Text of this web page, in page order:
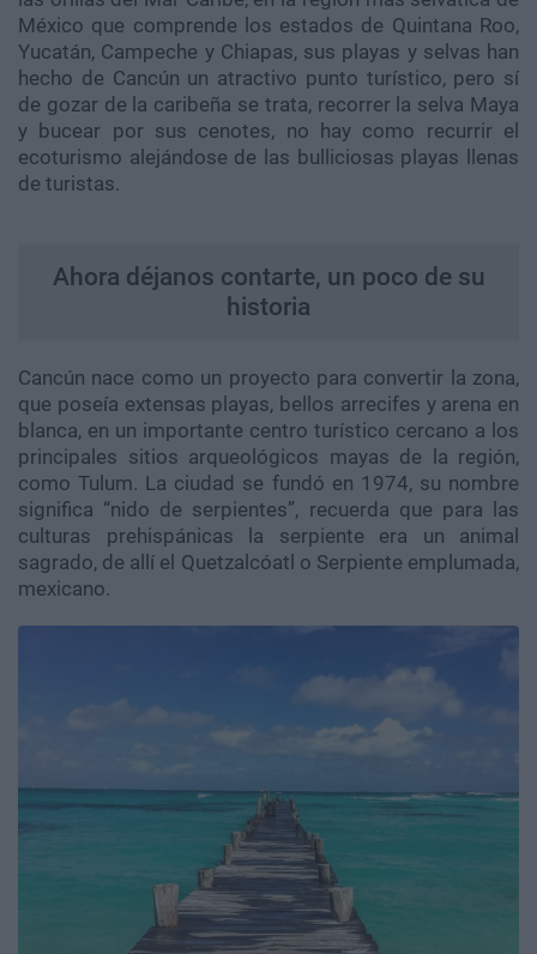
México que comprende los estados de Quintana Roo,
Yucatán, Campeche y Chiapas, sus playas y selvas han
hecho de Cancún un atractivo punto turístico, pero sí
de gozar de la caribeña se trata, recorrer la selva Maya
y bucear por sus cenotes, no hay como recurrir el
ecoturismo alejándose de las bulliciosas playas llenas
de turistas.
Ahora déjanos contarte, un poco de su
historia
Cancún nace como un proyecto para convertir la zona,
que poseía extensas playas, bellos arrecifes y arena en
blanca, en un importante centro turístico cercano a los
principales sitios arqueológicos mayas de la región,
como Tulum. La ciudad se fundó en 1974, su nombre
significa “nido de serpientes”, recuerda que para las
culturas prehispánicas la serpiente era un animal
sagrado, de allí el Quetzalcóatl o Serpiente emplumada,
mexicano.